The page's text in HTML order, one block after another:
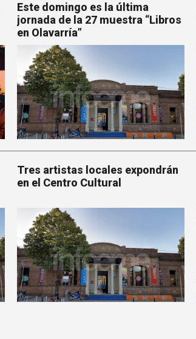
Este domingo es la última
jornada de la 27 muestra “Libros
en Olavarría”
Tres artistas locales expondrán
en el Centro Cultural